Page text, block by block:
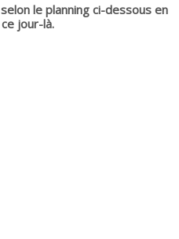
le planning ci-dessous en
jour-là.